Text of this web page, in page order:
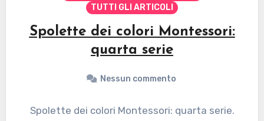
TUTTI GLI ARTICOLI
Spolette dei colori Montessori:
quarta serie
Nessun commento
Spolette dei colori Montessori: quarta serie.